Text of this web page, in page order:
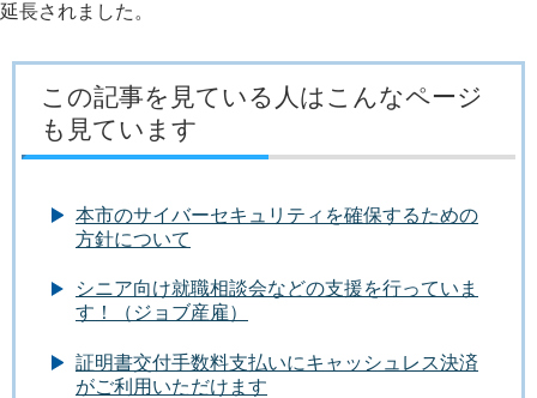
延長されました。
この記事を見ている人はこんなページ
も見ています
本市のサイバーセキュリティを確保するための
方針について
シニア向け就職相談会などの支援を行っていま
す！（ジョブ産雇）
証明書交付手数料支払いにキャッシュレス決済
がご利用いただけます